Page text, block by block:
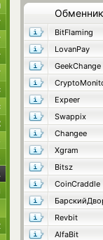
Обменник
BitFlaming
LovanPay
GeekChange
Expeer
Swappix
Changee
Xgram
Bitsz
CoinCraddle
Revbit
AlfaBit